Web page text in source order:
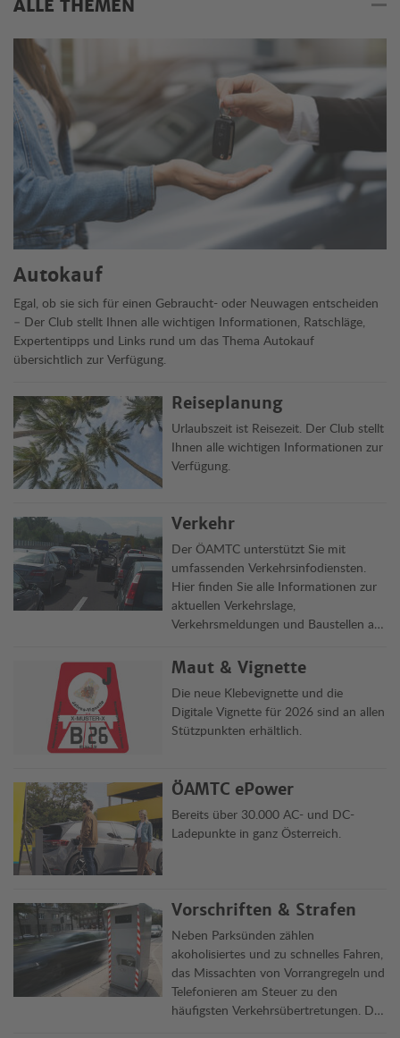
ALLE THEMEN
Alle Themen
Autokauf
Egal, ob sie sich für einen Gebraucht- oder Neuwagen entscheiden
– Der Club stellt Ihnen alle wichtigen Informationen, Ratschläge,
Expertentipps und Links rund um das Thema Autokauf
übersichtlich zur Verfügung.
Reiseplanung
Urlaubszeit ist Reisezeit. Der Club stellt
Ihnen alle wichtigen Informationen zur
Verfügung.
Verkehr
Der ÖAMTC unterstützt Sie mit
umfassenden Verkehrsinfodiensten.
Hier finden Sie alle Informationen zur
aktuellen Verkehrslage,
Verkehrsmeldungen und Baustellen auf
einen Blick.
Maut & Vignette
Die neue Klebevignette und die
Digitale Vignette für 2026 sind an allen
Stützpunkten erhältlich.
ÖAMTC ePower
Bereits über 30.000 AC- und DC-
Ladepunkte in ganz Österreich.
Vorschriften & Strafen
Neben Parksünden zählen
akoholisiertes und zu schnelles Fahren,
das Missachten von Vorrangregeln und
Telefonieren am Steuer zu den
häufigsten Verkehrsübertretungen. Die